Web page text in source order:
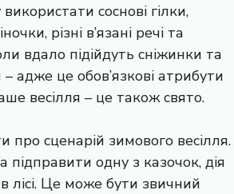
соснові гілки,
різні в’язані речі та
вдало підійдуть сніжинки та
– адже це обов’язкові атрибути
весілля – це також свято.
про сценарій зимового весілля.
підправити одну з казочок, дія
в лісі. Це може бути звичний